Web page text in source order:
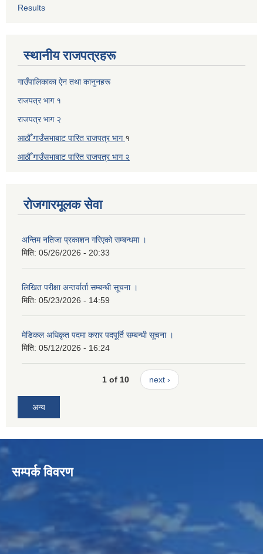
Results
स्थानीय राजपत्रहरू
गाउँपालिकाका ऐन तथा कानुनहरू
राजपत्र भाग १
राजपत्र भाग २
आठौँ गाउँसभाबाट पारित राजपत्र भाग १
आठौँ गाउँसभाबाट पारित राजपत्र भाग २
रोजगारमूलक सेवा
अन्तिम नतिजा प्रकाशन गरिएको सम्बन्धमा ।
मिति: 05/26/2026 - 20:33
लिखित परीक्षा अन्तर्वार्ता सम्बन्धी सूचना ।
मिति: 05/23/2026 - 14:59
मेडिकल अधिकृत पदमा करार पदपूर्ति सम्बन्धी सूचना ।
मिति: 05/12/2026 - 16:24
1 of 10 next ›
अन्य
सम्पर्क विवरण